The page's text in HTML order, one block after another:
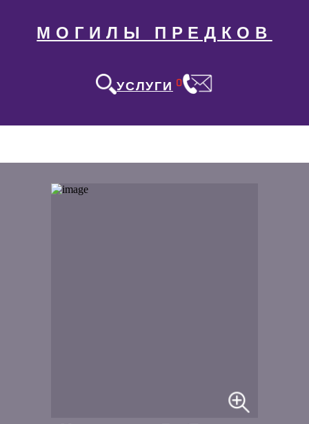
МОГИЛЫ ПРЕДКОВ
УСЛУГИ 0